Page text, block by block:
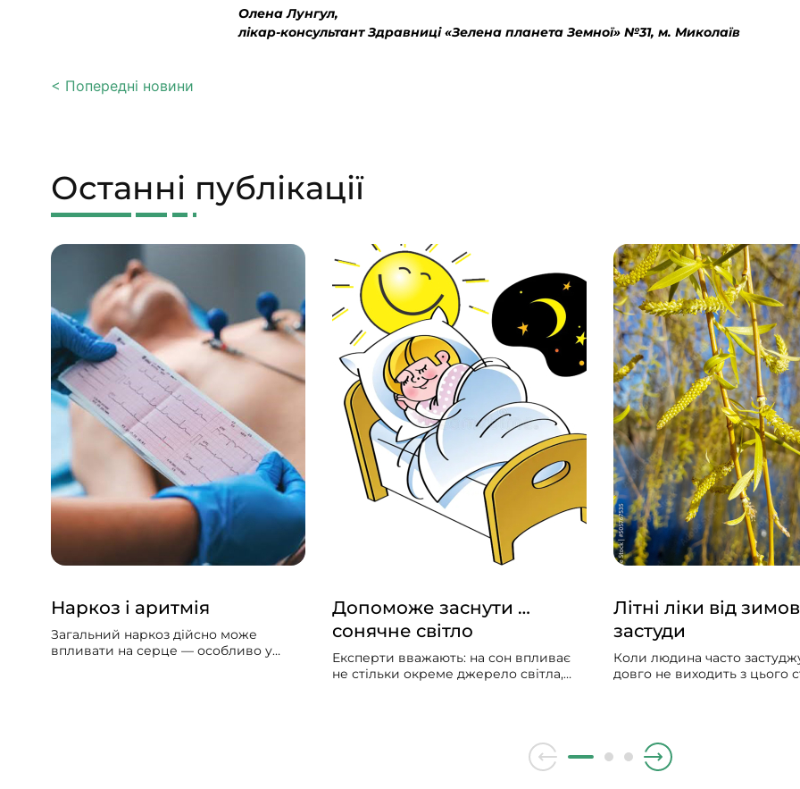
Олена Лунгул,
лікар-консультант Здравниці «Зелена планета Земної» №31, м. Миколаїв
< Попередні новини
Останні публікації
Наркоз і аритмія
Загальний наркоз дійсно може
впливати на серце — особливо у
Допоможе заснути …
сонячне світло
Експерти вважають: на сон впливає
не стільки окреме джерело світла,
світла вдень, тим менше його вплив
Літні ліки від
застуди
Коли людина часто
довго не виходить з цього
гілочками верби.